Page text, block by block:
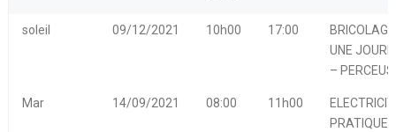
soleil 09/12/2021 10h00 17:00
UNE
–
Mar 14/09/2021 08:00 11h00
PRATIQUE